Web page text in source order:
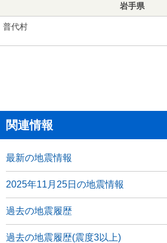
岩手県
普代村
関連情報
最新の地震情報
2025年11月25日の地震情報
過去の地震履歴
過去の地震履歴(震度3以上)